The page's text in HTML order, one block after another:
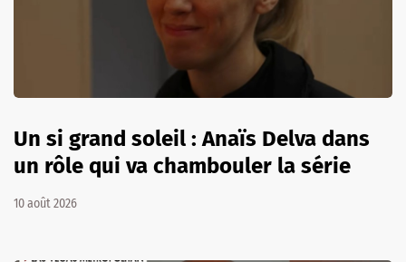
Un si grand soleil : Anaïs Delva dans
un rôle qui va chambouler la série
10 août 2026